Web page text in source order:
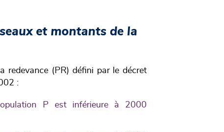
et montants de la
redevance (PR) défini par le décret
:
P est inférieure à 2000